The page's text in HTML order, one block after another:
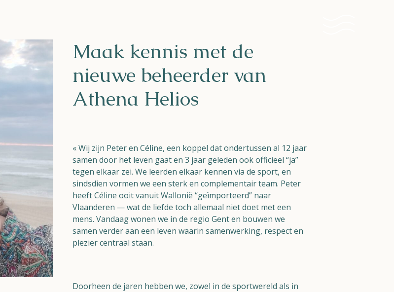
Maak kennis met de
nieuwe beheerder van
Athena Helios
« Wij zijn Peter en Céline, een koppel dat ondertussen al 12 jaar
samen door het leven gaat en 3 jaar geleden ook officieel “ja”
tegen elkaar zei. We leerden elkaar kennen via de sport, en
sindsdien vormen we een sterk en complementair team. Peter
heeft Céline ooit vanuit Wallonië “geïmporteerd” naar
Vlaanderen — wat de liefde toch allemaal niet doet met een
mens. Vandaag wonen we in de regio Gent en bouwen we
samen verder aan een leven waarin samenwerking, respect en
plezier centraal staan.
Doorheen de jaren hebben we, zowel in de sportwereld als in